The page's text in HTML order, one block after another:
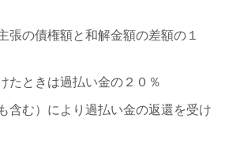
張の債権額と和解金額の差額の１
たときは過払い金の２０％
含む）により過払い金の返還を受け